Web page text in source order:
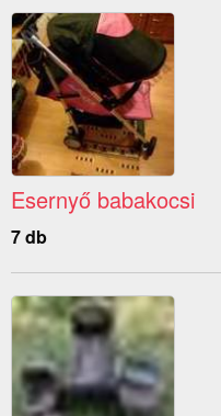
Esernyő babakocsi
7 db